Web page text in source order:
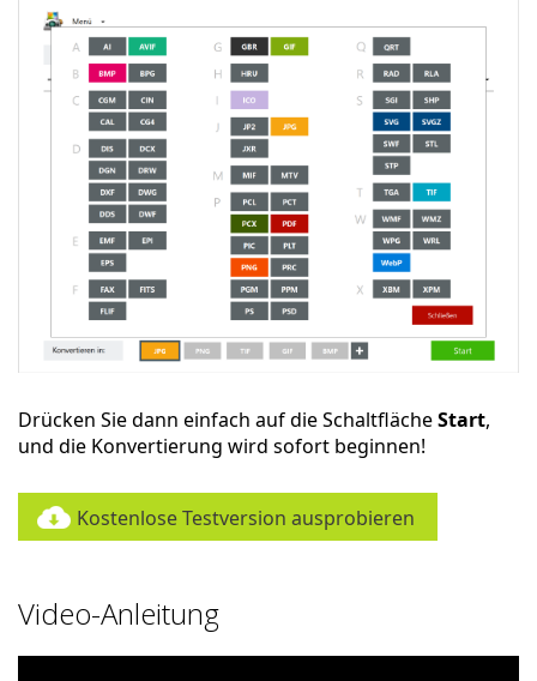
Drücken Sie dann einfach auf die SchaltflächeStart,
und die Konvertierung wird sofort beginnen!
Kostenlose Testversion ausprobieren
Video-Anleitung